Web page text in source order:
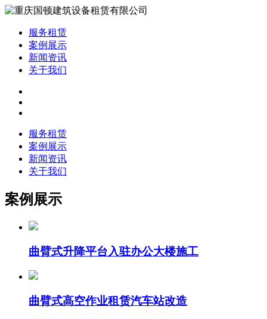
服务租赁
案例展示
新闻资讯
关于我们
服务租赁
案例展示
新闻资讯
关于我们
案例展示
曲臂式升降平台入驻办公大楼施工
曲臂式高空作业租赁汽车站改造